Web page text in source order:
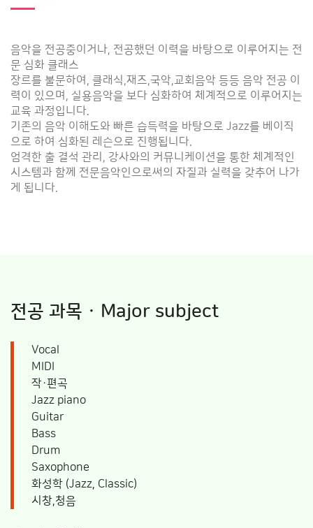
음악을 전공중이거나, 전공했던 이력을 바탕으로 이루어지는 전
문 심화 클래스
장르를 불문하여, 클래식,재즈,국악,교회음악 등등 음악 전공 이
력이 있으며, 실용음악을 보다 심화하여 체계적으로 이루어지는
교육 과정입니다.
기존의 음악 이해도와 빠른 습득력을 바탕으로 Jazz를 베이직
으로 하여 심화된 레슨으로 진행됩니다.
엄격한 출 결석 관리, 강사와의 커뮤니케이션을 통한 체계적인
시스템과 함께 전문음악인으로써의 자질과 실력을 갖추어 나가
게 됩니다.
전공 과목 · Major subject
Vocal
MIDI
작·편곡
Jazz piano
Guitar
Bass
Drum
Saxophone
화성학 (Jazz, Classic)
시창,청음